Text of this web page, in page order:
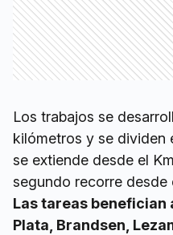
Los trabajos se
kilómetros y se dividen
se extiende desde el
segundo recorre desde
Las tareas benefician
Plata, Brandsen,